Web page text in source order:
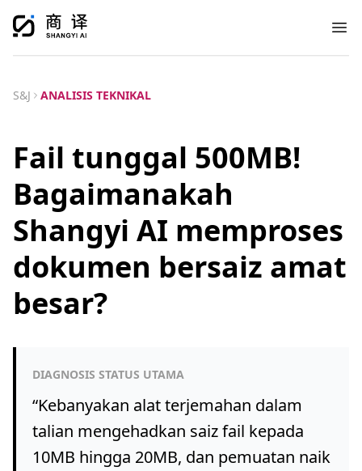
S&J ANALISIS TEKNIKAL
Fail tunggal 500MB!
Bagaimanakah
Shangyi AI memproses
dokumen bersaiz amat
besar?
DIAGNOSIS STATUS UTAMA
“Kebanyakan alat terjemahan dalam
talian mengehadkan saiz fail kepada
10MB hingga 20MB, dan pemuatan naik